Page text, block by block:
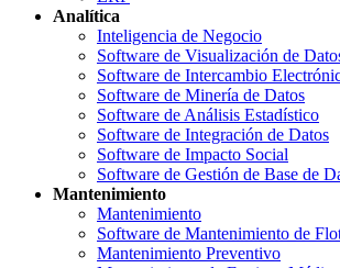
Analítica
Inteligencia de Negocio
Software de Visualización de
Software de Intercambio
Software de Minería de Datos
Software de Análisis Estadístico
Software de Integración de Datos
Software de Impacto Social
Software de Gestión de Base de
Mantenimiento
Mantenimiento
Software de Mantenimiento de
Mantenimiento Preventivo